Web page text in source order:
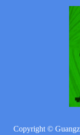
Copyright ©